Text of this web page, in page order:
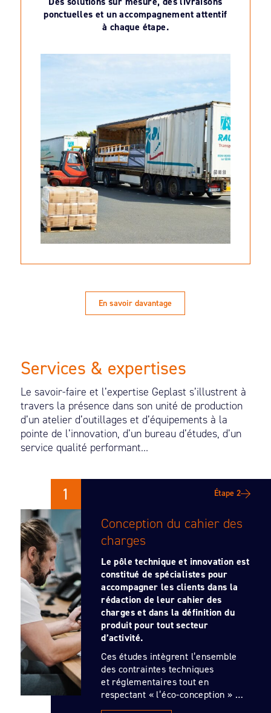
ponctuelles et un accompagnement attentif
à chaque étape.
En savoir davantage
Services & expertises
Le savoir-faire et l’expertise Geplast s’illustrent à
travers la présence dans son unité de production
d’un atelier d’outillages et d’équipements à la
pointe de l’innovation, d’un bureau d’études, d’un
service qualité performant…
1 Étape 2
Conception du cahier des
charges
Le pôle technique et innovation est
constitué de spécialistes pour
accompagner les clients dans la
rédaction de leur cahier des
charges et dans la définition du
produit pour tout secteur
d’activité.
Ces études intègrent l’ensemble
des contraintes techniques
et réglementaires tout en
respectant « l’éco-conception » …